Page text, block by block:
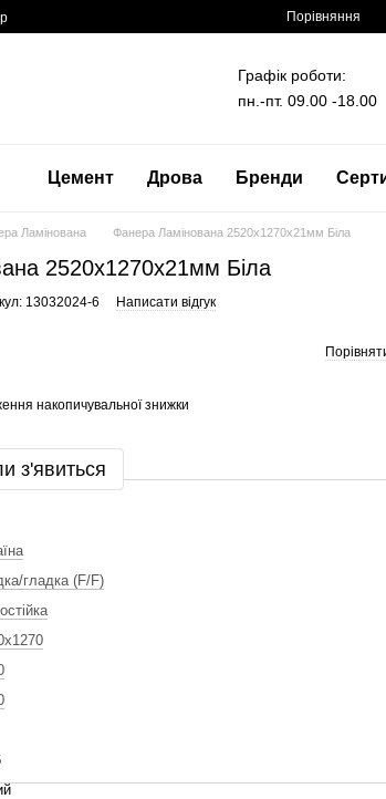
Порівняння
Графік роботи:
пн.-пт. 09.00 -18.00
Цемент Дрова Бренди
Ламінована Фанера Ламінована 2520x1270x21мм Біла
2520x1270x21мм Біла
13032024-6 Написати відгук
накопичувальної знижки
з'явиться
гладка (F/F)